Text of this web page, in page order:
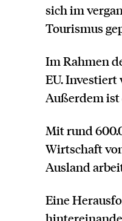
sich im
Tourismus
Im Rahmen
EU.
Außerdem ist
Mit rund
Wirtschaft
Ausland
Eine